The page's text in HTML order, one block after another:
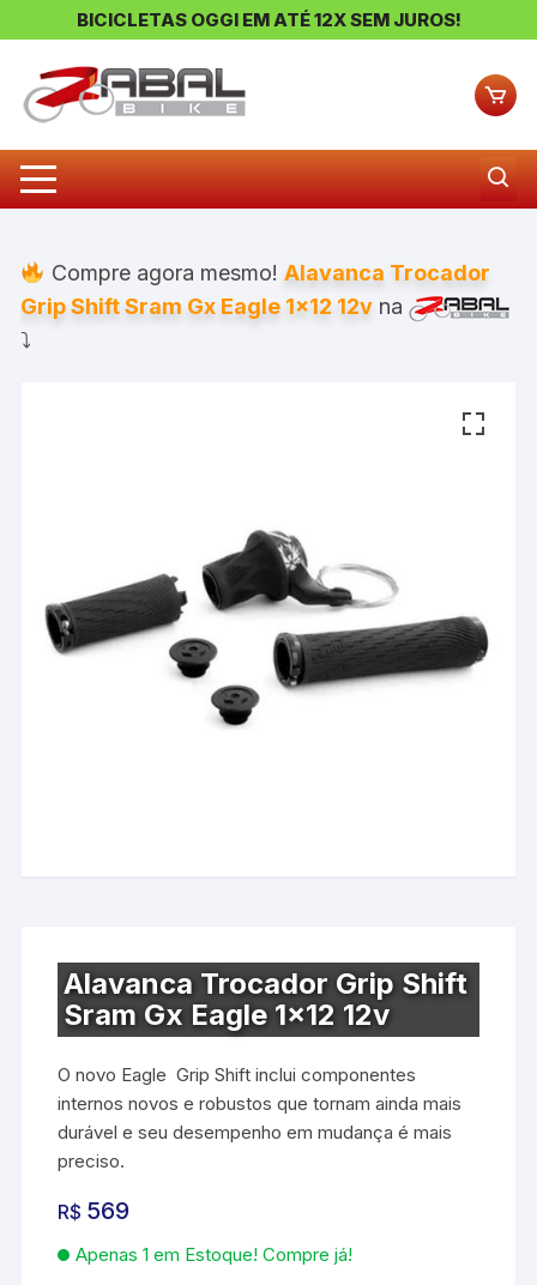
BICICLETAS OGGI EM ATÉ 12X SEM JUROS!
Compre agora mesmo! Alavanca Trocador
Grip Shift Sram Gx Eagle 1×12 12v na
⤵
Alavanca Trocador Grip Shift
Sram Gx Eagle 1×12 12v
O novo Eagle  Grip Shift inclui componentes
internos novos e robustos que tornam ainda mais
durável e seu desempenho em mudança é mais
preciso.
R$ 569
Apenas 1 em Estoque! Compre já!